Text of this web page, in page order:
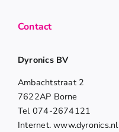
Contact
Dyronics BV
Ambachtstraat 2
7622AP Borne
Tel 074-2674121
Internet. www.dyronics.nl